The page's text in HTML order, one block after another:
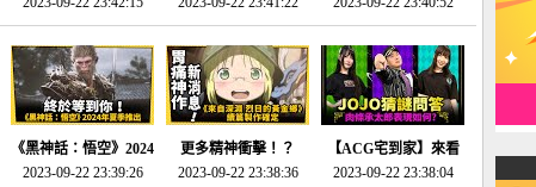
版」!!!今年就能玩到!!-
電玩宅速配20230124
動作角色扮演遊戲！-
電玩宅速配20230123
第一名早就決定了，封
面圖直接雷你!-電玩宅
速配20230120
《黑神話：悟空》2024
年夏季推出！確定不會
2023-09-22 23:39:26
更多精神衝擊！？
《來自深淵 烈日的黃
2023-09-22 23:38:36
【ACG宅到家】來看
就抽周邊！《JOJO的
2023-09-22 23:38:04